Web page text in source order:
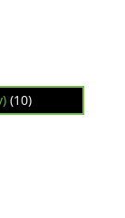
(10)